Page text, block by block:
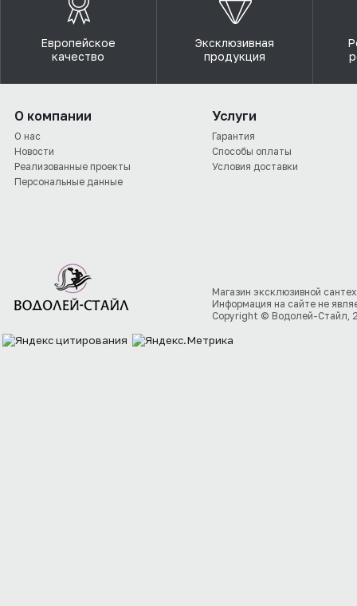
Европейское
качество
Эксклюзивная
продукция
О компании
О нас
Новости
Реализованные проекты
Персональные данные
Услуги
Гарантия
Способы оплаты
Условия доставки
Магазин эксклюзивной
Информация на сайте не
Copyright © Водолей-Стайл,